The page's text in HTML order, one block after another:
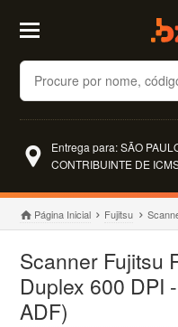
Buscar
Entrega para: SÃO
CONTRIBUINTE DE
Página Inicial Fujitsu
Scanner Fujitsu
Duplex 600 DPI
ADF)